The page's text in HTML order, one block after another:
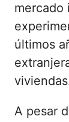
mercado
últimos
A pesar